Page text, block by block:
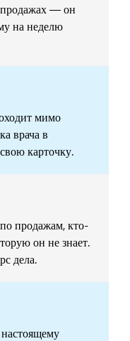
продажах — он
на неделю
мимо
врача в
карточку.
продажам, кто-
он не знает.
дела.